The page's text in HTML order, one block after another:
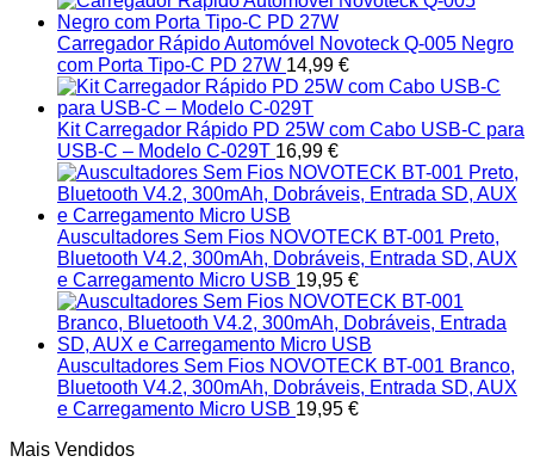
Carregador Rápido Automóvel Novoteck Q-005 Negro
com Porta Tipo-C PD 27W 14,99 €
Kit Carregador Rápido PD 25W com Cabo USB-C para
USB-C – Modelo C-029T 16,99 €
Auscultadores Sem Fios NOVOTECK BT-001 Preto,
Bluetooth V4.2, 300mAh, Dobráveis, Entrada SD, AUX
e Carregamento Micro USB 19,95 €
Auscultadores Sem Fios NOVOTECK BT-001 Branco,
Bluetooth V4.2, 300mAh, Dobráveis, Entrada SD, AUX
e Carregamento Micro USB 19,95 €
Mais Vendidos